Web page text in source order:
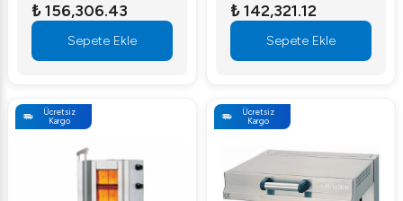
₺ 156,306.43
Sepete Ekle
₺ 142,321.12
Sepete Ekle
Ücretsiz
Kargo
Ücretsiz
Kargo